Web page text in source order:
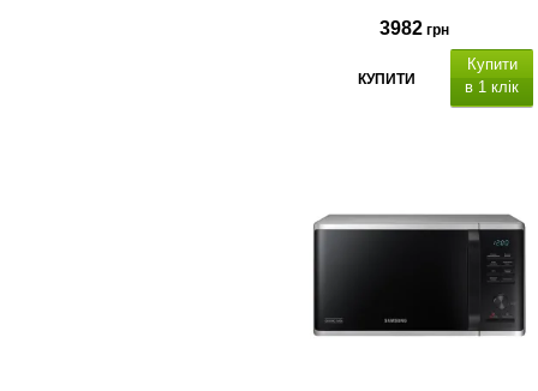
3982 грн
КУПИТИ
Купити
в 1 клік